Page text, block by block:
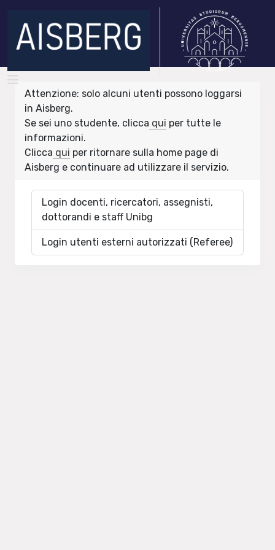
Attenzione: solo alcuni utenti possono loggarsi
in Aisberg.
Se sei uno studente, clicca qui per tutte le
informazioni.
Clicca qui per ritornare sulla home page di
Aisberg e continuare ad utilizzare il servizio.
Login docenti, ricercatori, assegnisti,
dottorandi e staff Unibg
Login utenti esterni autorizzati (Referee)